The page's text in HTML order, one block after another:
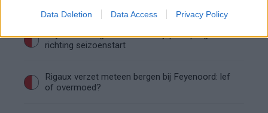
Data Deletion Data Access Privacy Policy
Feyenoord begint aan nieuw tijdperk: programma
richting seizoenstart
Rigaux verzet meteen bergen bij Feyenoord: lef
of overmoed?